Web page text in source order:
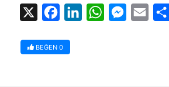
FacebookLinkedInWhatsAppMessenger
Email
BEĞEN 0